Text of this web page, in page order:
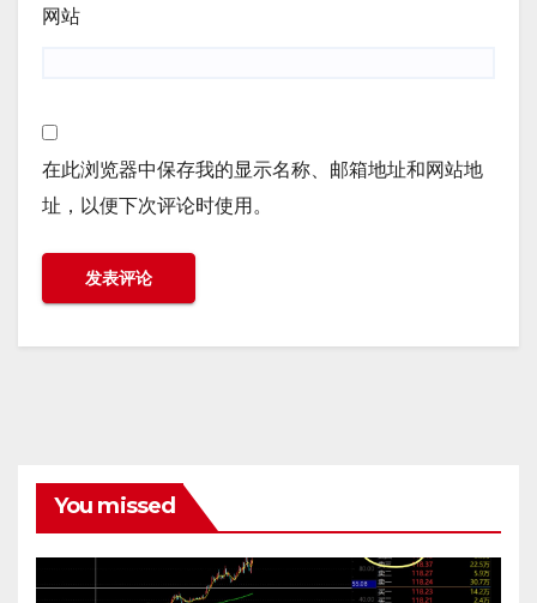
网站
在此浏览器中保存我的显示名称、邮箱地址和网站地
址，以便下次评论时使用。
You missed